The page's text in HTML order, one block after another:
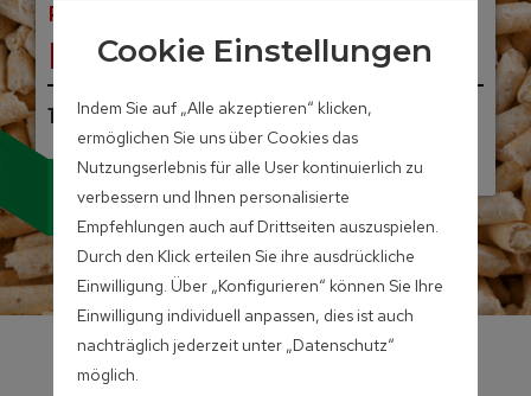
PELLETS-BRENNWERTKESSEL
PE1c Pellet
16 – 22 kW
JETZT NEU!
Integrierter Partikelabscheider
(Elektrofilter) optional verfügbar
Cookie Einstellungen
Indem Sie auf „Alle akzeptieren“ klicken,
ermöglichen Sie uns über Cookies das
Nutzungserlebnis für alle User kontinuierlich zu
verbessern und Ihnen personalisierte
Empfehlungen auch auf Drittseiten auszuspielen.
Durch den Klick erteilen Sie ihre ausdrückliche
Einwilligung. Über „Konfigurieren“ können Sie Ihre
Einwilligung individuell anpassen, dies ist auch
nachträglich jederzeit unter „Datenschutz“
möglich.